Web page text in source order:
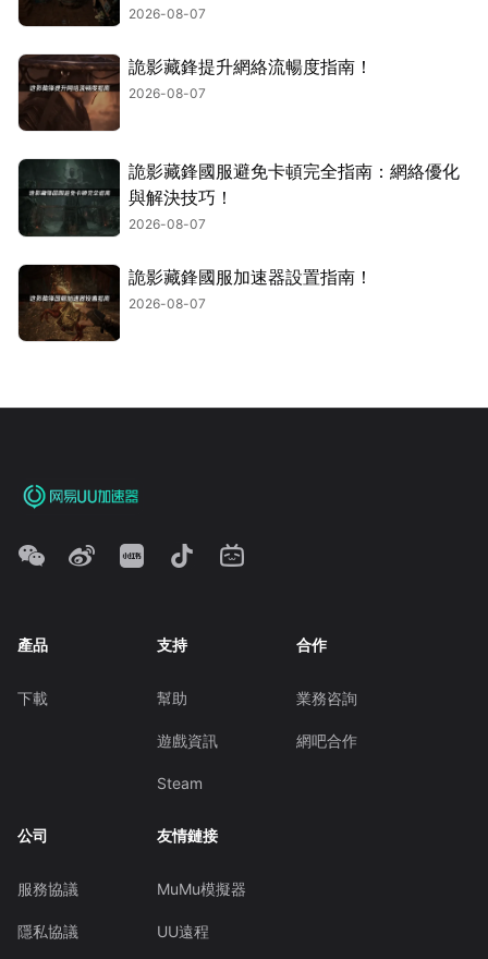
2026-08-07
詭影藏鋒提升網絡流暢度指南！
2026-08-07
詭影藏鋒國服避免卡頓完全指南：網絡優化
與解決技巧！
2026-08-07
詭影藏鋒國服加速器設置指南！
2026-08-07
產品
下載
支持
幫助
遊戲資訊
Steam
合作
業務咨詢
網吧合作
公司
服務協議
隱私協議
友情鏈接
MuMu模擬器
UU遠程